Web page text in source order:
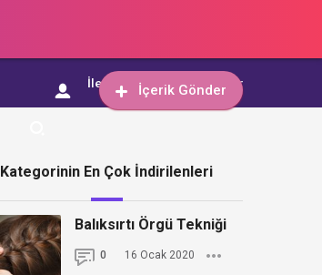
İçerik Gönder
İletişim İçerik Gönder
Kategorinin En Çok İndirilenleri
Balıksırtı Örgü Tekniği
0 16 Ocak 2020